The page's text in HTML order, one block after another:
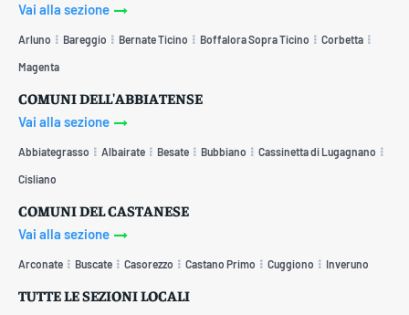
Vai alla sezione
Arluno Bareggio Bernate Ticino Boffalora Sopra Ticino Corbetta
Magenta
COMUNI DELL'ABBIATENSE
Vai alla sezione
Abbiategrasso Albairate Besate Bubbiano Cassinetta di Lugagnano
Cisliano
COMUNI DEL CASTANESE
Vai alla sezione
Arconate Buscate Casorezzo Castano Primo Cuggiono Inveruno
TUTTE LE SEZIONI LOCALI